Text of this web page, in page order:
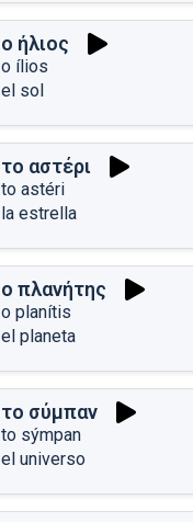
ο ήλιος
o ílios
el sol
το αστέρι
to astéri
la estrella
ο πλανήτης
o planítis
el planeta
το σύμπαν
to sýmpan
el universo